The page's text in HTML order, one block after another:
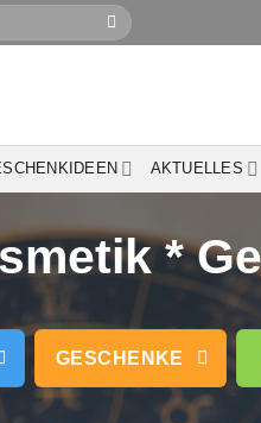
AKTUELLES
*
GESCHENKE